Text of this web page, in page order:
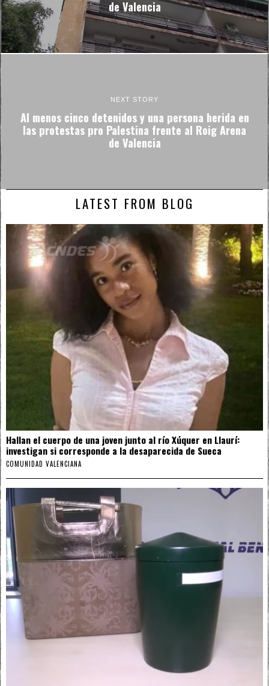
de Valencia
NEXT STORY
Al menos cinco detenidos y una persona herida en
las protestas pro Palestina frente al Roig Arena
de Valencia
LATEST FROM BLOG
Hallan el cuerpo de una joven junto al río Xúquer en Llaurí:
investigan si corresponde a la desaparecida de Sueca
COMUNIDAD VALENCIANA